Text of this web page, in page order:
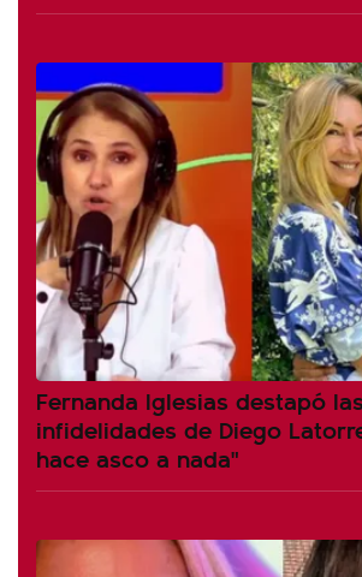
Fernanda Iglesias destapó las
infidelidades de Diego
hace asco a nada"